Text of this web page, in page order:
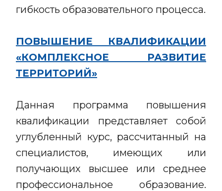
гибкость образовательного процесса.
ПОВЫШЕНИЕ КВАЛИФИКАЦИИ
«КОМПЛЕКСНОЕ РАЗВИТИЕ
ТЕРРИТОРИЙ»
Данная программа повышения
квалификации представляет собой
углубленный курс, рассчитанный на
специалистов, имеющих или
получающих высшее или среднее
профессиональное образование.